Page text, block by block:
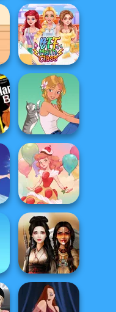
Princesses
Cooking
Challenge:...
BFF Math Class
A Girl And Her Pet
Dessert Girl